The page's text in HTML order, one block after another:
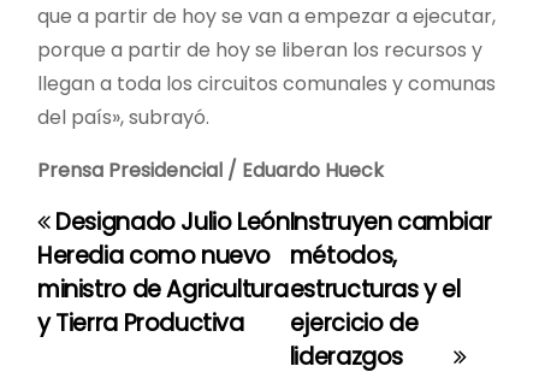
que a partir de hoy se van a empezar a ejecutar,
porque a partir de hoy se liberan los recursos y
llegan a toda los circuitos comunales y comunas
del país», subrayó.
Prensa Presidencial / Eduardo Hueck
N
a
v
Instruyen cambiar
métodos,
estructuras y el
ejercicio de
liderazgos
Designado Julio León
Heredia como nuevo
ministro de Agricultura
y Tierra Productiva